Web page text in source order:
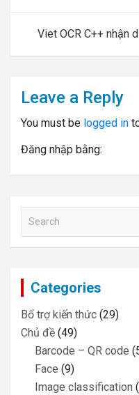
Viet OCR C++ nhận
Leave a Reply
You must be logged in
Đăng nhập bằng:
a
c
Categories
Bổ trợ kiến thức (29)
Chủ đề (49)
Barcode – QR code
Face (9)
Image classification